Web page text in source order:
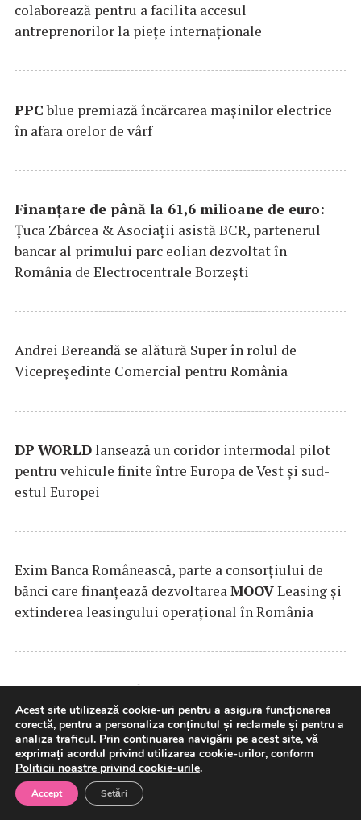
colaborează pentru a facilita accesul
antreprenorilor la pieţe internaţionale
PPCblue premiază încărcarea maşinilor electrice
în afara orelor de vârf
Finanțare de până la 61,6 milioane de euro:
Țuca Zbârcea & Asociații asistă BCR, partenerul
bancar al primului parc eolian dezvoltat în
România de Electrocentrale Borzești
Andrei Bereandă se alătură Super în rolul de
Vicepreședinte Comercial pentru România
DP WORLDlansează un coridor intermodal pilot
pentru vehicule finite între Europa de Vest și sud-
estul Europei
Exim Banca Românească, parte a consorțiului de
bănci care finanțează dezvoltareaMOOVLeasing și
extinderea leasingului operațional în România
SAMEDAYanunță finalizarea tranzacției de
achiziție a Cargus
Testele asupra aplicaţiei e-Terra, în infrastructura
din Cloudul Guvernamental, au parcurs o nouă
Acest site utilizează cookie-uri pentru a asigura funcționarea
corectă, pentru a personaliza conținutul și reclamele și pentru a
analiza traficul. Prin continuarea navigării pe acest site, vă
exprimați acordul privind utilizarea cookie-urilor, conform
Politicii noastre privind cookie-urile.
Accept Setări